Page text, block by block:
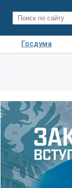
Госдума